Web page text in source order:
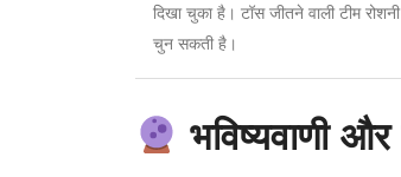
दिखा चुका है। टॉस जीतने वाली टीम
चुन सकती है।
भविष्यवाणी और